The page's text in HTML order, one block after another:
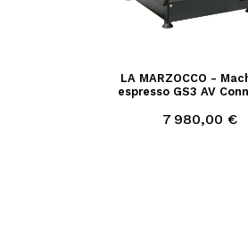
LA MARZOCCO -
espresso GS3 AV
Prix
7 980,00 €